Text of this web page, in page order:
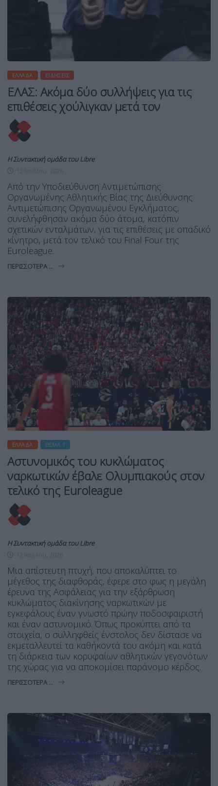
ΕΛΛΆΔΑ ΕΙΔΉΣΕΙΣ
ΕΛΑΣ: Ακόμα δύο συλλήψεις για τις
επιθέσεις χούλιγκαν μετά τον
Η Συντακτική ομάδα του Libre
Από την Υποδιεύθυνση Αντιμετώπισης
Οργανωμένης Αθλητικής Βίας της Διεύθυνσης
Αντιμετώπισης Οργανωμένου Εγκλήματος,
συνελήφθησαν ακόμα δύο άτομα, κατόπιν
σχετικών ενταλμάτων, για τις επιθέσεις με οπαδικό
κίνητρο, μετά τον τελικό του Final Four της
Euroleague.
ΠΕΡΙΣΣΌΤΕΡΑ ...
ΕΛΛΆΔΑ ΘΈΜΑ 1
Αστυνομικός του κυκλώματος
ναρκωτικών έβαλε Ολυμπιακούς στον
τελικό της Euroleague
Η Συντακτική ομάδα του Libre
Μια απίστευτη πτυχή, που αποκαλύπτει το
μέγεθος της διαφθοράς, έφερε στο φως η μεγάλη
έρευνα της Ασφάλειας για την εξάρθρωση
κυκλώματος διακίνησης ναρκωτικών με
εγκεφάλους έναν γνωστό πρώην ποδοσφαιριστή
και έναν αστυνομικό. Όπως προκύπτει από τα
στοιχεία, ο συλληφθείς ένστολος δεν δίστασε να
εκμεταλλευτεί τα καθήκοντά του ακόμη και κατά
τη διάρκεια των κορυφαίων αθλητικών γεγονότων
της χώρας για να αποκομίσει παράνομο κέρδος.
ΠΕΡΙΣΣΌΤΕΡΑ ...